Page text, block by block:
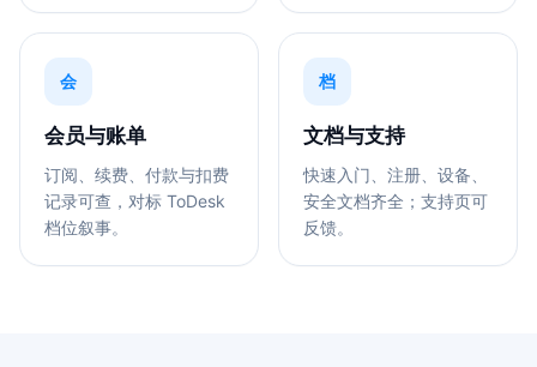
会
会员与账单
订阅、续费、付款与扣费
记录可查，对标 ToDesk
档位叙事。
档
文档与支持
快速入门、注册、设备、
安全文档齐全；支持页可
反馈。